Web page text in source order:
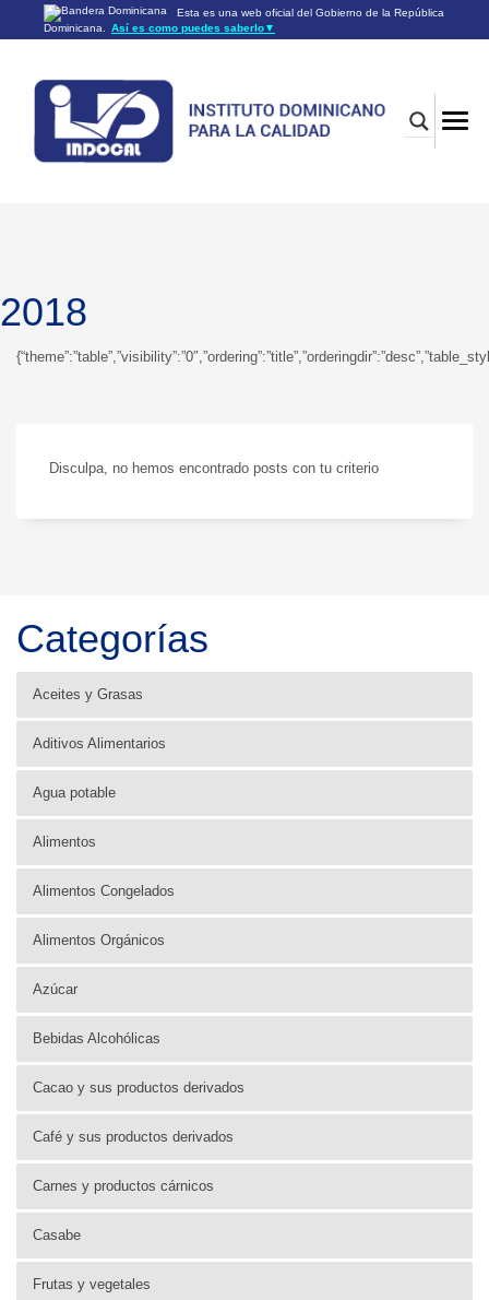
Esta es una web oficial del Gobierno de la República
Dominicana.
Así es como puedes saberlo▼
Los sitios web oficiales utilizan .gob.do o .gov.do
Los sitios web oficiales .gob.do o .gov.do seguros utilizan
HTTPS
Un candado (🔒) o
https://
significa que estás conectado a un
sitio seguro dentro de .gob.do o .gov.do. Comparte información
confidencial sólo en los sitios seguros de .gob.do o .gov.do.
2018
Disculpa, no hemos encontrado posts con tu criterio
Categorías
Aceites y Grasas
Aditivos Alimentarios
Agua potable
Alimentos
Alimentos Congelados
Alimentos Orgánicos
Azúcar
Bebidas Alcohólicas
Cacao y sus productos derivados
Café y sus productos derivados
Carnes y productos cárnicos
Casabe
Frutas y vegetales